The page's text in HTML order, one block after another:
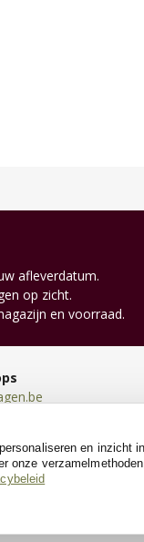
afleverdatum.
op zicht.
en voorraad.
en inzicht
onze